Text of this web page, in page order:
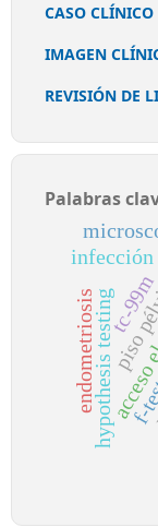
CASO CLÍNICO
IMAGEN
REVISIÓN DE
Palabras
piso
hypothesis testing f-
endometriosis tc-99m